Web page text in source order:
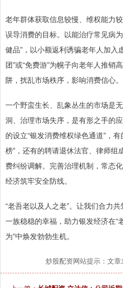
老年群体获取信息较慢、维权能力
误导消费的目标。以能治疗常见病
健品”，以小额返利诱骗老年人加入
团”或“免费游”为幌子向老年人推
阱，扰乱市场秩序，影响消费信心。
一个野蛮生长、乱象丛生的市场是
洞、治理市场失序，是有形之手的
的设立“银发消费维权绿色通道”，
榜”，还有的聘请退休法官、律师组
费纠纷调解。完善治理机制，常态
经济筑牢安全防线。
“老吾老以及人之老”。让我们合力
一族稳稳的幸福，助力银发经济在“
为”中焕发勃勃生机。
炒股配资网站提示：文章